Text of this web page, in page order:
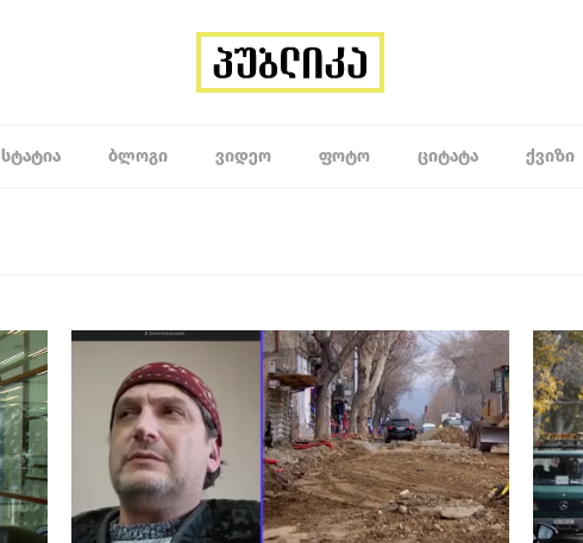
ᲡᲢᲐᲢᲘᲐ ᲑᲚᲝᲒᲘ ᲕᲘᲓᲔᲝ ᲤᲝᲢᲝ ᲪᲘᲢᲐᲢᲐ ᲥᲕᲘᲖᲘ